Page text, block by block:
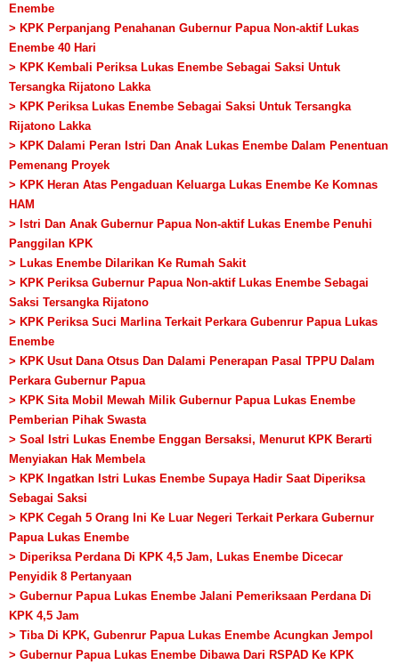
Enembe
> KPK Perpanjang Penahanan Gubernur Papua Non-aktif Lukas
Enembe 40 Hari
> KPK Kembali Periksa Lukas Enembe Sebagai Saksi Untuk
Tersangka Rijatono Lakka
> KPK Periksa Lukas Enembe Sebagai Saksi Untuk Tersangka
Rijatono Lakka
> KPK Dalami Peran Istri Dan Anak Lukas Enembe Dalam Penentuan
Pemenang Proyek
> KPK Heran Atas Pengaduan Keluarga Lukas Enembe Ke Komnas
HAM
> Istri Dan Anak Gubernur Papua Non-aktif Lukas Enembe Penuhi
Panggilan KPK
> Lukas Enembe Dilarikan Ke Rumah Sakit
> KPK Periksa Gubernur Papua Non-aktif Lukas Enembe Sebagai
Saksi Tersangka Rijatono
> KPK Periksa Suci Marlina Terkait Perkara Gubenrur Papua Lukas
Enembe
> KPK Usut Dana Otsus Dan Dalami Penerapan Pasal TPPU Dalam
Perkara Gubernur Papua
> KPK Sita Mobil Mewah Milik Gubernur Papua Lukas Enembe
Pemberian Pihak Swasta
> Soal Istri Lukas Enembe Enggan Bersaksi, Menurut KPK Berarti
Menyiakan Hak Membela
> KPK Ingatkan Istri Lukas Enembe Supaya Hadir Saat Diperiksa
Sebagai Saksi
> KPK Cegah 5 Orang Ini Ke Luar Negeri Terkait Perkara Gubernur
Papua Lukas Enembe
> Diperiksa Perdana Di KPK 4,5 Jam, Lukas Enembe Dicecar
Penyidik 8 Pertanyaan
> Gubernur Papua Lukas Enembe Jalani Pemeriksaan Perdana Di
KPK 4,5 Jam
> Tiba Di KPK, Gubenrur Papua Lukas Enembe Acungkan Jempol
> Gubernur Papua Lukas Enembe Dibawa Dari RSPAD Ke KPK